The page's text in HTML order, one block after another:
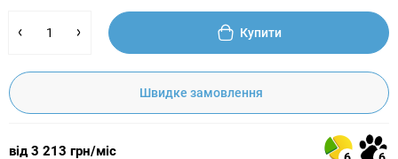
Купити
Швидке замовлення
від 3 213 грн/міс